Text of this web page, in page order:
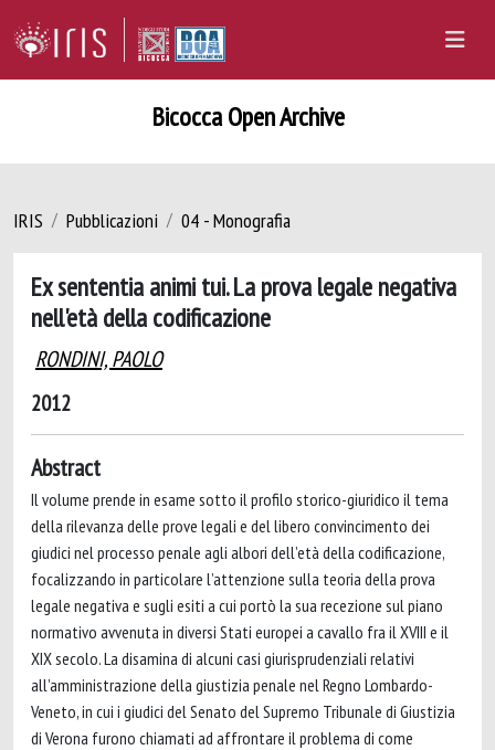
Bicocca Open Archive
IRIS Pubblicazioni 04 - Monografia
Ex sententia animi tui. La prova legale negativa
nell'età della codificazione
RONDINI, PAOLO
2012
Abstract
Il volume prende in esame sotto il profilo storico-giuridico il tema
della rilevanza delle prove legali e del libero convincimento dei
giudici nel processo penale agli albori dell’età della codificazione,
focalizzando in particolare l’attenzione sulla teoria della prova
legale negativa e sugli esiti a cui portò la sua recezione sul piano
normativo avvenuta in diversi Stati europei a cavallo fra il XVIII e il
XIX secolo. La disamina di alcuni casi giurisprudenziali relativi
all’amministrazione della giustizia penale nel Regno Lombardo-
Veneto, in cui i giudici del Senato del Supremo Tribunale di Giustizia
di Verona furono chiamati ad affrontare il problema di come